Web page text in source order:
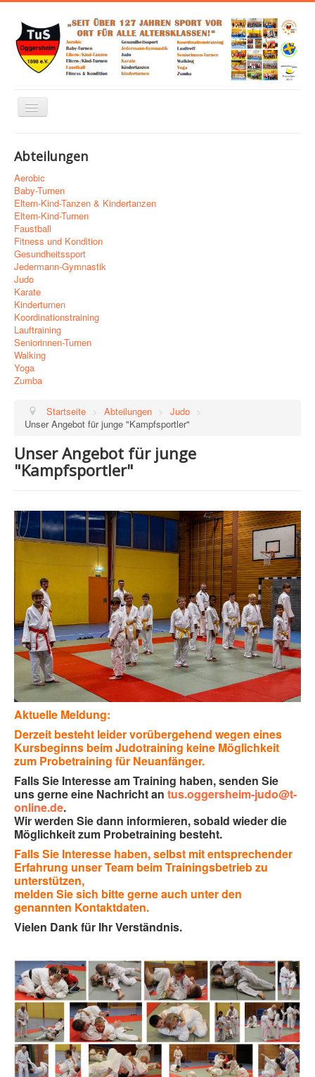
Navigation
Abteilungen
Links zu Verbänden, Sponsoren und mehr
Trainingsplan
Kontakt
Impressum
Abteilungen
Aerobic
Baby-Turnen
Eltern-Kind-Tanzen & Kindertanzen
Eltern-Kind-Turnen
Faustball
Fitness und Kondition
Gesundheitssport
Jedermann-Gymnastik
Judo
Karate
Kinderturnen
Koordinationstraining
Lauftraining
Seniorinnen-Turnen
Walking
Yoga
Zumba
Startseite > Abteilungen > Judo >
Unser Angebot für junge "Kampfsportler"
Unser Angebot für junge
"Kampfsportler"
Aktuelle Meldung:
Derzeit besteht leider vorübergehend wegen eines
Kursbeginns beim Judotraining keine Möglichkeit
zum Probetraining für Neuanfänger.
Falls Sie Interesse am Training haben, senden Sie
uns gerne eine Nachricht an tus.oggersheim-judo@t-
online.de.
Wir werden Sie dann informieren, sobald wieder die
Möglichkeit zum Probetraining besteht.
Falls Sie Interesse haben, selbst mit entsprechender
Erfahrung unser Team beim Trainingsbetrieb zu
unterstützen,
melden Sie sich bitte gerne auch unter den
genannten Kontaktdaten.
Vielen Dank für Ihr Verständnis.